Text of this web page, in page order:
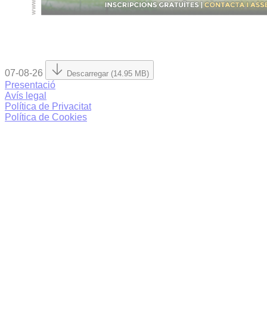
07-08-26 Descarregar (14.95 MB)
Presentació
Avís legal
Política de Privacitat
Política de Cookies